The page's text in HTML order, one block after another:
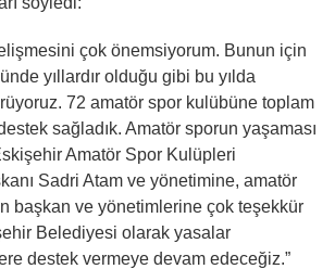
çok önemsiyorum. Bunun için
yıllardır olduğu gibi bu yılda
72 amatör spor kulübüne toplam
sağladık. Amatör sporun yaşaması
Amatör Spor Kulüpleri
Sadri Atam ve yönetimine, amatör
başkan ve yönetimlerine çok teşekkür
Belediyesi olarak yasalar
destek vermeye devam edeceğiz.”